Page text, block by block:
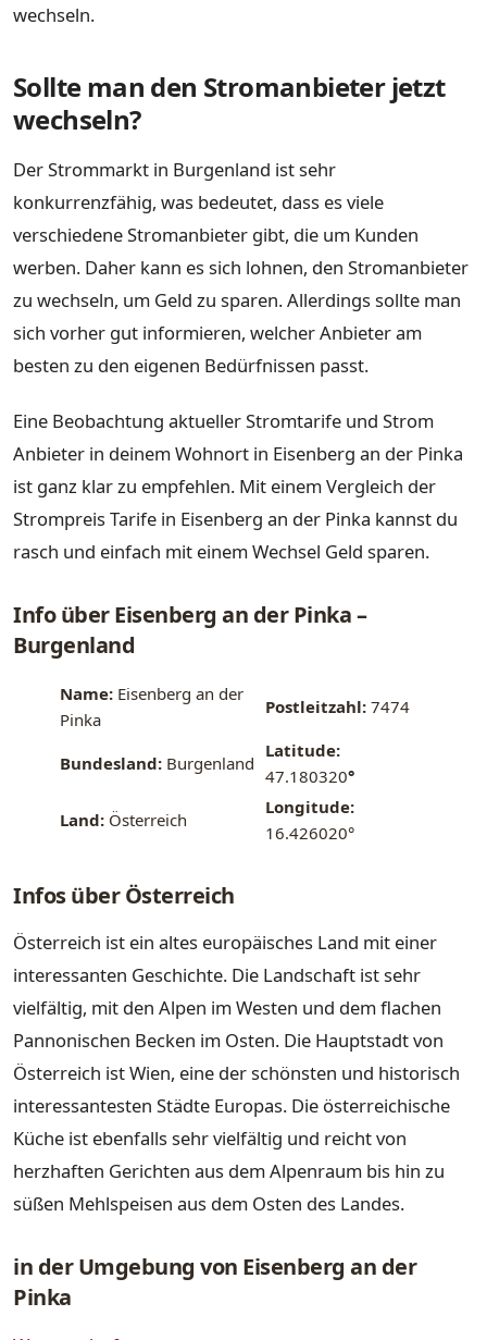
wechseln.
Sollte man den Stromanbieter jetzt
wechseln?
Der Strommarkt in Burgenland ist sehr
konkurrenzfähig, was bedeutet, dass es viele
verschiedene Stromanbieter gibt, die um Kunden
werben. Daher kann es sich lohnen, den Stromanbieter
zu wechseln, um Geld zu sparen. Allerdings sollte man
sich vorher gut informieren, welcher Anbieter am
besten zu den eigenen Bedürfnissen passt.
Eine Beobachtung aktueller Stromtarife und Strom
Anbieter in deinem Wohnort in Eisenberg an der Pinka
ist ganz klar zu empfehlen. Mit einem Vergleich der
Strompreis Tarife in Eisenberg an der Pinka kannst du
rasch und einfach mit einem Wechsel Geld sparen.
Info über Eisenberg an der Pinka –
Burgenland
Name: Eisenberg an der
Pinka
Postleitzahl: 7474
Bundesland: Burgenland
Latitude:
47.180320°
Land: Österreich
Longitude:
16.426020°
Infos über Österreich
Österreich ist ein altes europäisches Land mit einer
interessanten Geschichte. Die Landschaft ist sehr
vielfältig, mit den Alpen im Westen und dem flachen
Pannonischen Becken im Osten. Die Hauptstadt von
Österreich ist Wien, eine der schönsten und historisch
interessantesten Städte Europas. Die österreichische
Küche ist ebenfalls sehr vielfältig und reicht von
herzhaften Gerichten aus dem Alpenraum bis hin zu
süßen Mehlspeisen aus dem Osten des Landes.
in der Umgebung von Eisenberg an der
Pinka